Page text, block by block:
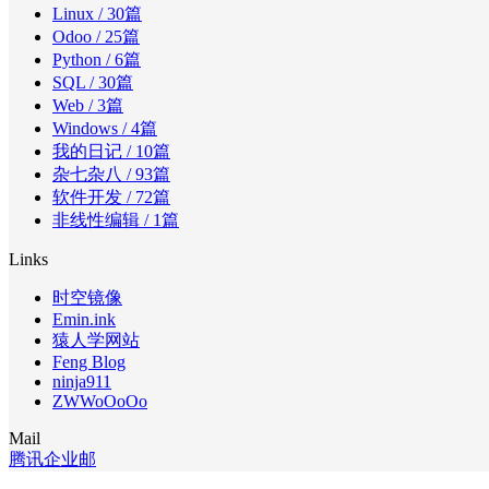
Linux / 30篇
Odoo / 25篇
Python / 6篇
SQL / 30篇
Web / 3篇
Windows / 4篇
我的日记 / 10篇
杂七杂八 / 93篇
软件开发 / 72篇
非线性编辑 / 1篇
Links
时空镜像
Emin.ink
猿人学网站
Feng Blog
ninja911
ZWWoOoOo
Mail
腾讯企业邮